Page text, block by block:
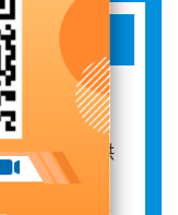
化设计，可
。作为开关柜
不仅可以提供
，而且通过适
成监控和能